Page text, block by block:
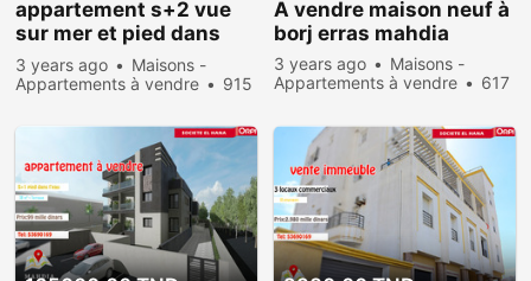
appartement s+2 vue
sur mer et pied dans
l’eau neuf
3 years ago
Maisons -
Appartements à vendre
915
A vendre maison neuf à
borj erras mahdia
3 years ago
Maisons -
Appartements à vendre
617